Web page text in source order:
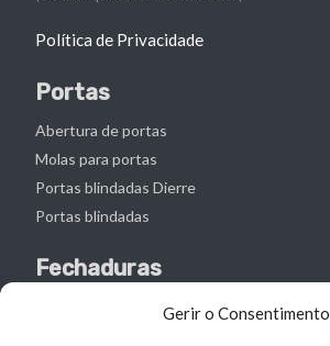
Gerir o Consentimento
Política de Privacidade
Portas
Abertura de portas
Molas para portas
Portas blindadas Dierre
Portas blindadas
Fechaduras
Abertura de fechaduras